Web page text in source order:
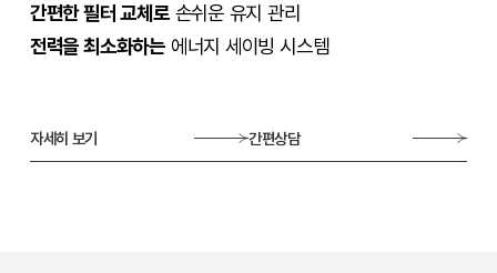
간편한 필터 교체로손쉬운 유지 관리
전력을 최소화하는에너지 세이빙 시스템
자세히 보기 간편상담